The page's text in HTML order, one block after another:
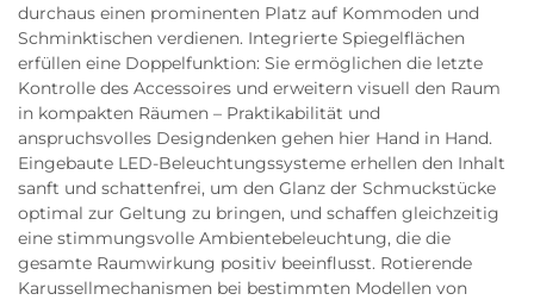
durchaus einen prominenten Platz auf Kommoden und
Schminktischen verdienen. Integrierte Spiegelflächen
erfüllen eine Doppelfunktion: Sie ermöglichen die letzte
Kontrolle des Accessoires und erweitern visuell den Raum
in kompakten Räumen – Praktikabilität und
anspruchsvolles Designdenken gehen hier Hand in Hand.
Eingebaute LED-Beleuchtungssysteme erhellen den Inhalt
sanft und schattenfrei, um den Glanz der Schmuckstücke
optimal zur Geltung zu bringen, und schaffen gleichzeitig
eine stimmungsvolle Ambientebeleuchtung, die die
gesamte Raumwirkung positiv beeinflusst. Rotierende
Karussellmechanismen bei bestimmten Modellen von